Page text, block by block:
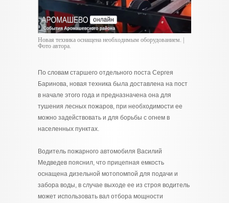
Новая техника оснащена необходимым оборудованием. |
Фото автора.
По словам старшего отдельного поста Сергея
Баринова, новая техника была доставлена на пост
в начале этого года и предназначена она для
тушения лесных пожаров, при необходимости ее
можно задействовать и для борьбы с огнем в
населенных пунктах.
Водитель пожарного автомобиля Василий
Медведев пояснил, что прицепная емкость
оснащена дизельной мотопомпой для подачи и
забора воды, в случае выходе ее из строя водитель
может использовать вал отбора мощности